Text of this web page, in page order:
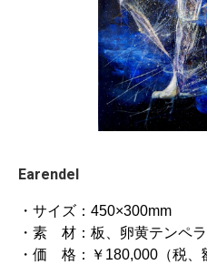
Earendel
・サイズ：450×300mm
・素 材：板、卵黄テンペ
・価 格：￥180,000（税、